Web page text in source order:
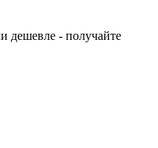
дешевле - получайте